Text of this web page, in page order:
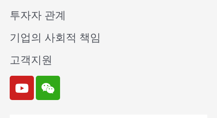
투자자 관계
기업의 사회적 책임
고객지원
Y
o
W
e